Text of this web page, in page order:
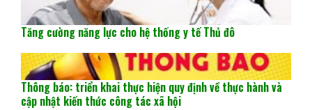
Tăng cường năng lực cho hệ thống y tế Thủ đô
Thông báo: triển khai thực hiện quy định về thực hành và
cập nhật kiến thức công tác xã hội